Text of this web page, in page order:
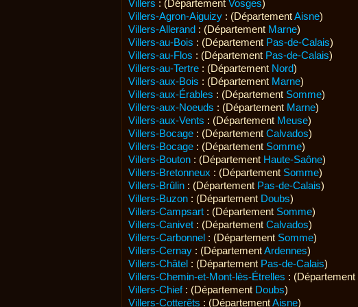
Villers : (Département Vosges)
Villers-Agron-Aiguizy : (DépartementAisne)
Villers-Allerand : (Département Marne)
Villers-au-Bois : (Département Pas-de-Calais)
Villers-au-Flos : (Département Pas-de-Calais)
Villers-au-Tertre : (Département Nord)
Villers-aux-Bois : (Département Marne)
Villers-aux-Érables : (Département Somme)
Villers-aux-Noeuds : (Département Marne)
Villers-aux-Vents : (Département Meuse)
Villers-Bocage : (Département Calvados)
Villers-Bocage : (Département Somme)
Villers-Bouton : (Département Haute-Saône)
Villers-Bretonneux : (Département Somme)
Villers-Brûlin : (Département Pas-de-Calais)
Villers-Buzon : (Département Doubs)
Villers-Campsart : (Département Somme)
Villers-Canivet : (Département Calvados)
Villers-Carbonnel : (Département Somme)
Villers-Cernay : (DépartementArdennes)
Villers-Châtel : (Département Pas-de-Calais)
Villers-Chemin-et-Mont-lès-Étrelles : (Département
Villers-Chief: (Département Doubs)
Villers-Cotterêts : (DépartementAisne)